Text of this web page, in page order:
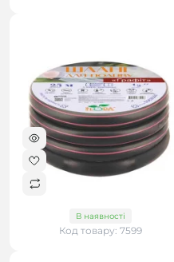
В наявності
Код товару: 7599